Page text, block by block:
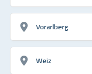
Vorarlberg
Weiz